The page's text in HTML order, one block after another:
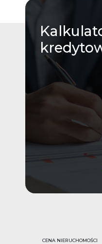
CENA NIERUCHOMOŚCI